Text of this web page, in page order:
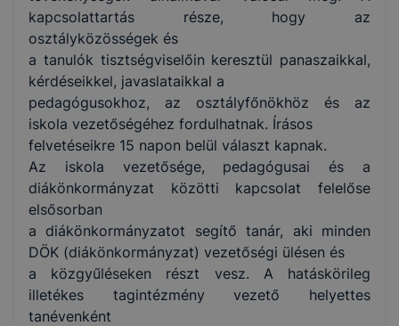
kapcsolattartás része, hogy az
osztályközösségek és
a tanulók tisztségviselőin keresztül panaszaikkal,
kérdéseikkel, javaslataikkal a
pedagógusokhoz, az osztályfőnökhöz és az
iskola vezetőségéhez fordulhatnak. Írásos
felvetéseikre 15 napon belül választ kapnak.
Az iskola vezetősége, pedagógusai és a
diákönkormányzat közötti kapcsolat felelőse
elsősorban
a diákönkormányzatot segítő tanár, aki minden
DÖK (diákönkormányzat) vezetőségi ülésen és
a közgyűléseken részt vesz. A hatáskörileg
illetékes tagintézmény vezető helyettes
tanévenként